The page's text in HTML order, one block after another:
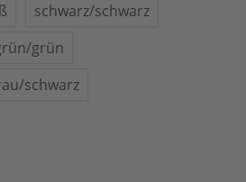
schwarz/schwarz
grün
schwarz